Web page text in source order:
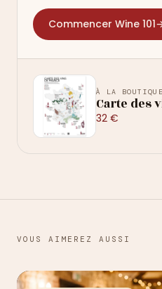
Commencer Wine 101
À LA BOUTIQUE
Carte des
32 €
VOUS AIMEREZ AUSSI